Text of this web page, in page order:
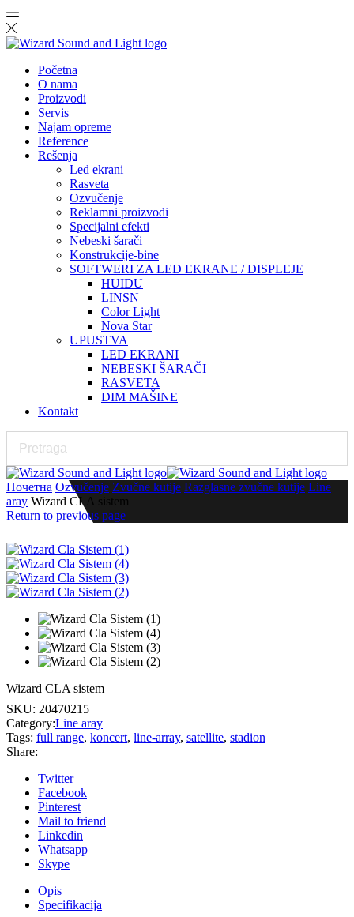
Početna
O nama
Proizvodi
Servis
Najam opreme
Reference
Rešenja
Led ekrani
Rasveta
Ozvučenje
Reklamni proizvodi
Specijalni efekti
Nebeski šarači
Konstrukcije-bine
SOFTWERI ZA LED EKRANE / DISPLEJE
HUIDU
LINSN
Color Light
Nova Star
UPUSTVA
LED EKRANI
NEBESKI ŠARAČI
RASVETA
DIM MAŠINE
Kontakt
Почетна Ozvučenje Zvučne kutije Razglasne zvučne kutije Line
aray Wizard CLA sistem
Return to previous page
Wizard CLA sistem
SKU: 20470215
Category:Line aray
Tags: full range, koncert, line-array, satellite, stadion
Share:
Twitter
Facebook
Pinterest
Mail to friend
Linkedin
Whatsapp
Skype
Opis
Specifikacija